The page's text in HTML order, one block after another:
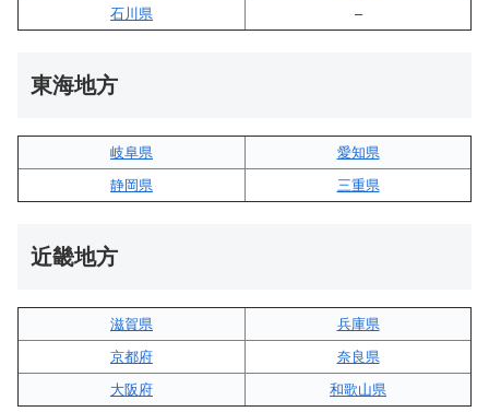
石川県
–
東海地方
岐阜県
愛知県
静岡県
三重県
近畿地方
滋賀県
兵庫県
京都府
奈良県
大阪府
和歌山県